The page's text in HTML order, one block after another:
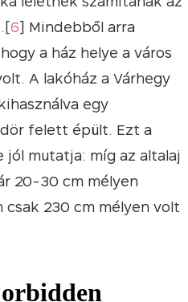
6] Mindebből arra
a ház helye a város
A lakóház a Várhegy
egy
felett épült. Ezt a
jól mutatja: míg az altalaj
20-30 cm mélyen
230 cm mélyen volt